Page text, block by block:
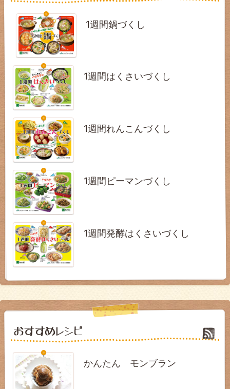
1週間鍋づくし
1週間はくさいづくし
1週間れんこんづくし
1週間ピーマンづくし
1週間発酵はくさいづくし
かんたん モンブラン